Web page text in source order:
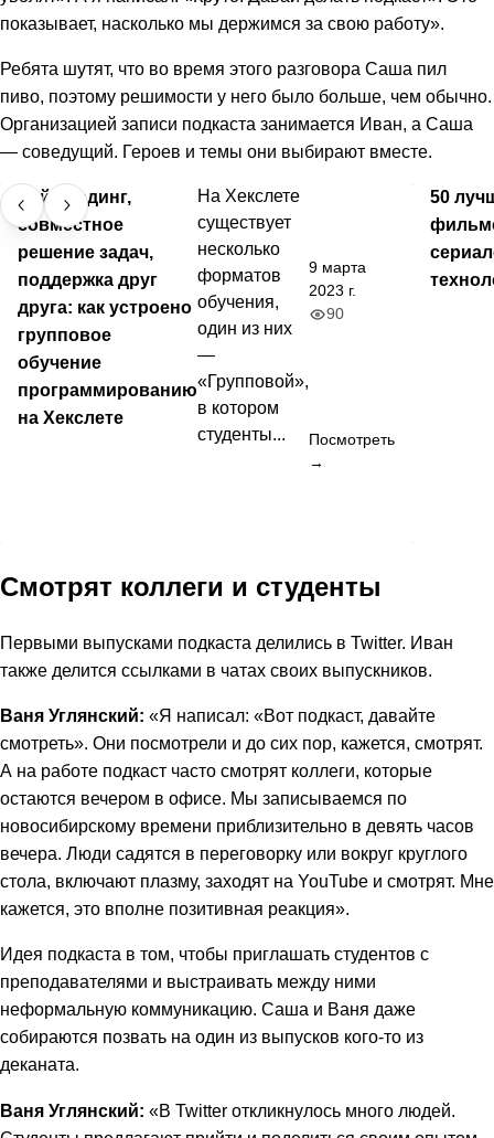
показывает, насколько мы держимся за свою работу».
Ребята шутят, что во время этого разговора Саша пил
пиво, поэтому решимости у него было больше, чем обычно.
Организацией записи подкаста занимается Иван, а Саша
— соведущий. Героев и темы они выбирают вместе.
Лайв-кодинг,
совместное
решение задач,
поддержка друг
друга: как устроено
групповое
обучение
программированию
на Хекслете
На Хекслете
существует
несколько
форматов
обучения,
один из них
—
«Групповой»,
в котором
студенты...
9 марта
2023 г.
90
Посмотреть
→
50
Смотрят коллеги и студенты
Первыми выпусками подкаста делились в Twitter. Иван
также делится ссылками в чатах своих выпускников.
Ваня Углянский: «Я написал: «Вот подкаст, давайте
смотреть». Они посмотрели и до сих пор, кажется, смотрят.
А на работе подкаст часто смотрят коллеги, которые
остаются вечером в офисе. Мы записываемся по
новосибирскому времени приблизительно в девять часов
вечера. Люди садятся в переговорку или вокруг круглого
стола, включают плазму, заходят на YouTube и смотрят. Мне
кажется, это вполне позитивная реакция».
Идея подкаста в том, чтобы приглашать студентов с
преподавателями и выстраивать между ними
неформальную коммуникацию. Саша и Ваня даже
собираются позвать на один из выпусков кого-то из
деканата.
Ваня Углянский: «В Twitter откликнулось много людей.